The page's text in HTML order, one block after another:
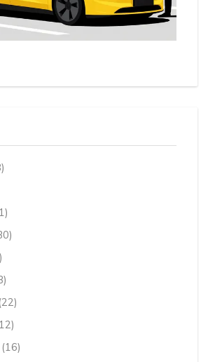
(22)
(16)